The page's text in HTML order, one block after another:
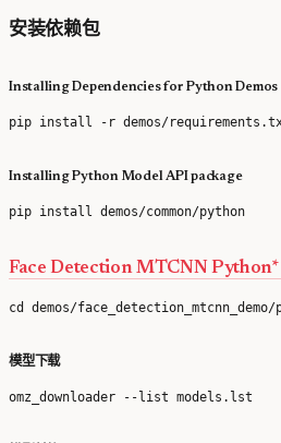
安装依赖包
Installing Dependencies for Python Demos
Installing Python Model API package
Face Detection MTCNN Python*
模型下载